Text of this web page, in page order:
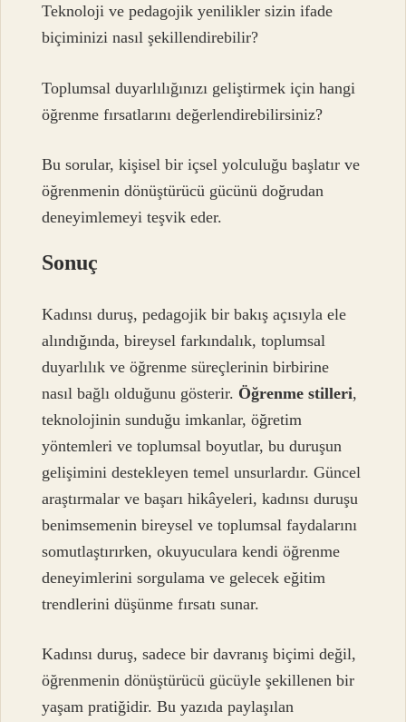
Teknoloji ve pedagojik yenilikler sizin ifade
biçiminizi nasıl şekillendirebilir?
Toplumsal duyarlılığınızı geliştirmek için hangi
öğrenme fırsatlarını değerlendirebilirsiniz?
Bu sorular, kişisel bir içsel yolculuğu başlatır ve
öğrenmenin dönüştürücü gücünü doğrudan
deneyimlemeyi teşvik eder.
Sonuç
Kadınsı duruş, pedagojik bir bakış açısıyla ele
alındığında, bireysel farkındalık, toplumsal
duyarlılık ve öğrenme süreçlerinin birbirine
nasıl bağlı olduğunu gösterir. Öğrenme stilleri,
teknolojinin sunduğu imkanlar, öğretim
yöntemleri ve toplumsal boyutlar, bu duruşun
gelişimini destekleyen temel unsurlardır. Güncel
araştırmalar ve başarı hikâyeleri, kadınsı duruşu
benimsemenin bireysel ve toplumsal faydalarını
somutlaştırırken, okuyuculara kendi öğrenme
deneyimlerini sorgulama ve gelecek eğitim
trendlerini düşünme fırsatı sunar.
Kadınsı duruş, sadece bir davranış biçimi değil,
öğrenmenin dönüştürücü gücüyle şekillenen bir
yaşam pratiğidir. Bu yazıda paylaşılan